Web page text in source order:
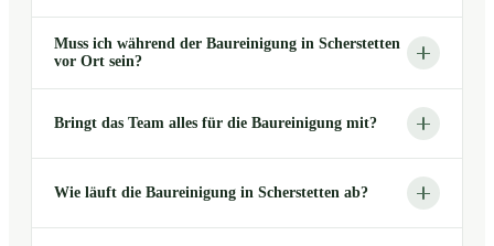
Muss ich während der Baureinigung in Scherstetten
vor Ort sein?
Bringt das Team alles für die Baureinigung mit?
Wie läuft die Baureinigung in Scherstetten ab?